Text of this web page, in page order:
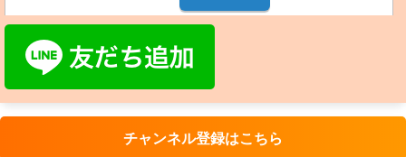
チャンネル登録はこちら